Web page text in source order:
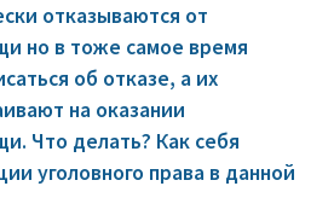
отказываются от
но в тоже самое время
об отказе, а их
на оказании
Что делать? Как себя
уголовного права в данной